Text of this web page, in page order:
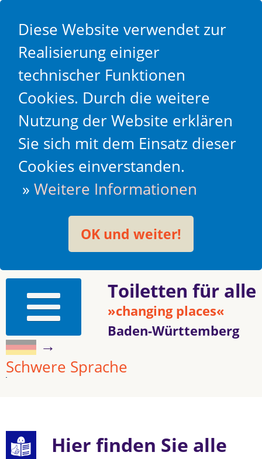
Diese Website verwendet zur
Realisierung einiger
technischer Funktionen
Cookies. Durch die weitere
Nutzung der Website erklären
Sie sich mit dem Einsatz dieser
Cookies einverstanden.
»Weitere Informationen
OK und weiter!
Toiletten für alle
»changing places«
Baden-Württemberg
→
Schwere Sprache
Hier finden Sie alle